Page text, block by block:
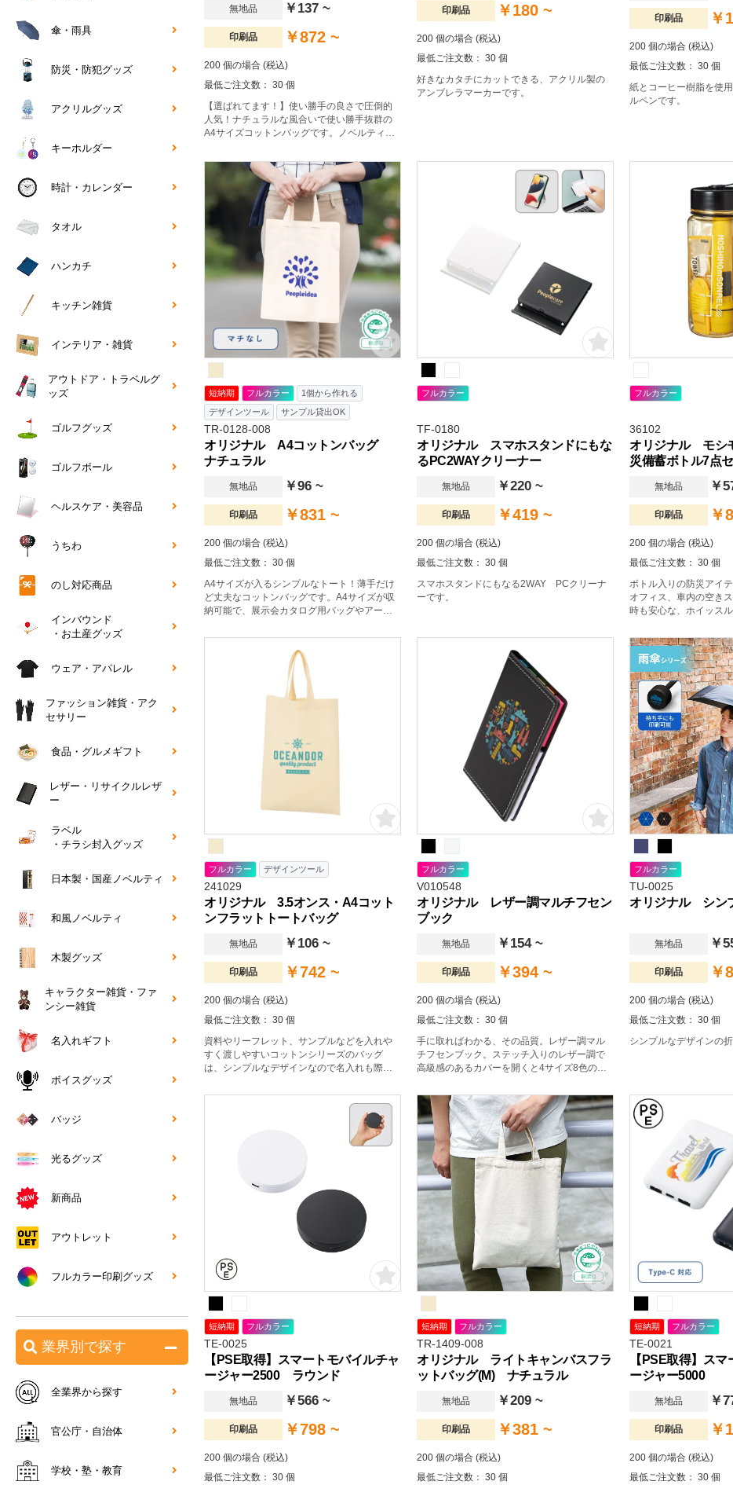
無地品 ￥137 ~
印刷品 ￥872 ~
200 個の場合 (税込)
最低ご注文数： 30 個
【選ばれてます！】使い勝手の良さで圧倒的
人気！ナチュラルな風合いで使い勝手抜群の
A4サイズコットンバッグです。ノベルティグ
カタログ用バッグや、カフェやショップの物
販品まで幅広い用途で大人気の定番商品で
す。薄手ながらマチ付きでしっかりしたつく
りなので日常使いにもおすすめ。印刷可能な
面積が広いので、オリジナルのデザインがし
っかり印刷できます。
印刷品 ￥180 ~
200 個の場合 (税込)
最低ご注文数： 30 個
好きなカタチにカットできる、アクリル製の
アンブレラマーカーです。
印刷品 ￥
200 個の場合 (税込)
最低ご注文数： 30 個
紙とコーヒー樹脂を使
ルペンです。
短納期 フルカラー
1個から作れる
デザインツール
サンプル貸出OK
TR-0128-008
オリジナル A4コットンバッグ
ナチュラル
無地品 ￥96 ~
印刷品 ￥831 ~
200 個の場合 (税込)
最低ご注文数： 30 個
A4サイズが入るシンプルなトート！薄手だけ
ど丈夫なコットンバッグです。A4サイズが収
納可能で、展示会カタログ用バッグやアーテ
す。薄手なので小さく折り畳むこともでき、
エコバッグとしてもおすすめ。低価格なので
大ロットのノベルティにも人気です。名入れ
範囲も広く会社名やブランドロゴも目立つシ
ンプルなトートバッグです。
フルカラー
TF-0180
オリジナル スマホスタンドにもな
るPC2WAYクリーナー
無地品 ￥220 ~
印刷品 ￥419 ~
200 個の場合 (税込)
最低ご注文数： 30 個
スマホスタンドにもなる2WAY PCクリーナ
ーです。
フルカラー
36102
オリジナル モシ
災備蓄ボトル7点
無地品 ￥
印刷品 ￥
200 個の場合 (税込)
最低ご注文数： 30 個
ボトル入りの防災アイ
オフィス、車内の空き
時も安心な、ホイッス
フルカラー デザインツール
241029
オリジナル 3.5オンス・A4コット
ンフラットトートバッグ
無地品 ￥106 ~
印刷品 ￥742 ~
200 個の場合 (税込)
最低ご注文数： 30 個
資料やリーフレット、サンプルなどを入れや
すく渡しやすいコットンシリーズのバッグ
は、シンプルなデザインなので名入れも際立
丈夫さも兼ね備えた3.5オンス生地は、比較的
リーズナブルな分、汎用性の高い販促品で
フルカラー
V010548
オリジナル レザー調マルチフセン
ブック
無地品 ￥154 ~
印刷品 ￥394 ~
200 個の場合 (税込)
最低ご注文数： 30 個
手に取ればわかる、その品質。レザー調マル
チフセンブック。ステッチ入りのレザー調で
高級感のあるカバーを開くと4サイズ8色の付
使い分けられる便利な付箋セットです。
フルカラー
TU-0025
オリジナル シン
無地品 ￥
印刷品 ￥
200 個の場合 (税込)
最低ご注文数： 30 個
シンプルなデザインの
短納期 フルカラー
TE-0025
【PSE取得】スマートモバイルチャ
ージャー2500 ラウンド
無地品 ￥566 ~
印刷品 ￥798 ~
200 個の場合 (税込)
最低ご注文数： 30 個
短納期 フルカラー
TR-1409-008
オリジナル ライトキャンバスフラ
ットバッグ(M) ナチュラル
無地品 ￥209 ~
印刷品 ￥381 ~
200 個の場合 (税込)
最低ご注文数： 30 個
短納期 フルカラー
TE-0021
【PSE取得】ス
ージャー5000
無地品 ￥
印刷品 ￥
200 個の場合 (税込)
最低ご注文数： 30 個
傘・雨具
防災・防犯グッズ
アクリルグッズ
キーホルダー
時計・カレンダー
タオル
ハンカチ
キッチン雑貨
インテリア・雑貨
アウトドア・トラベルグ
ッズ
ゴルフグッズ
ゴルフボール
ヘルスケア・美容品
うちわ
のし対応商品
インバウンド
・お土産グッズ
ウェア・アパレル
ファッション雑貨・アク
セサリー
食品・グルメギフト
レザー・リサイクルレザ
ー
ラベル
・チラシ封入グッズ
日本製・国産ノベルティ
和風ノベルティ
木製グッズ
キャラクター雑貨・ファ
ンシー雑貨
名入れギフト
ボイスグッズ
バッジ
光るグッズ
新商品
アウトレット
フルカラー印刷グッズ
業界別で探す
全業界から探す
官公庁・自治体
学校・塾・教育